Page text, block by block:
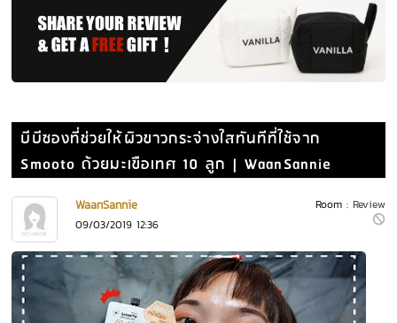
บีบีซองที่ช่วยให้ผิวขาวกระจ่างใสทันทีที่ใช้จาก
Smooto ด้วยมะเขือเทศ 10 ลูก | WaanSannie
Room : Review
WaanSannie
09/03/2019 12:36